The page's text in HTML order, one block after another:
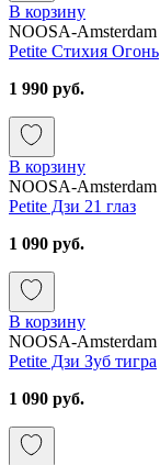
В корзину
NOOSA-Amsterdam
Petite Стихия Огонь
1 990 руб.
В корзину
NOOSA-Amsterdam
Petite Дзи 21 глаз
1 090 руб.
В корзину
NOOSA-Amsterdam
Petite Дзи Зуб тигра
1 090 руб.